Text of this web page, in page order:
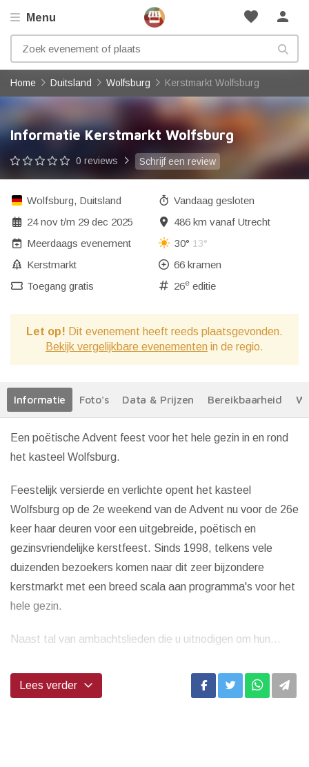
favorite person
Menu
Home Duitsland Wolfsburg Kerstmarkt Wolfsburg
Informatie Kerstmarkt Wolfsburg
0 reviews Schrijf een review
Wolfsburg, Duitsland
24 novt/m 29 dec 2025
Meerdaags evenement
Kerstmarkt
Toegang gratis
Vandaag gesloten
486 km vanaf Utrecht
30° 13°
66 kramen
26eeditie
Let op! Dit evenement heeft reeds plaatsgevonden.
Bekijk vergelijkbare evenementen in de regio.
Informatie Foto's Data & Prijzen Bereikbaarheid
Een poëtische Advent feest voor het hele gezin in en rond
het kasteel Wolfsburg.
Feestelijk versierde en verlichte opent het kasteel
Wolfsburg op de 2e weekend van de Advent nu voor de 26e
keer haar deuren voor een uitgebreide, poëtisch en
gezinsvriendelijke kerstfeest. Sinds 1998, telkens vele
duizenden bezoekers komen naar dit zeer bijzondere
kerstmarkt met een breed scala aan programma's voor het
hele gezin.
Naast tal van ambachtslieden die u uitnodigen om hun...
Lees verder